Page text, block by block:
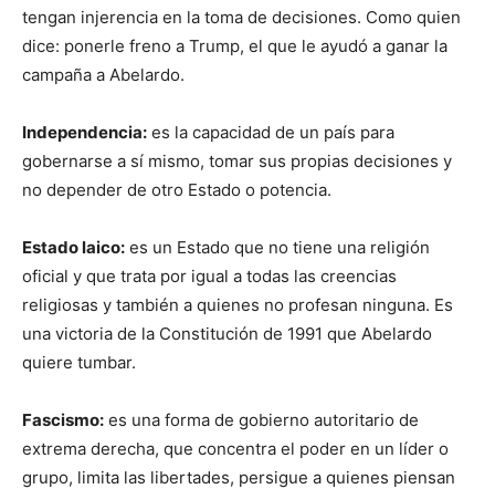
tengan injerencia en la toma de decisiones. Como quien
dice: ponerle freno a Trump, el que le ayudó a ganar la
campaña a Abelardo.
Independencia: es la capacidad de un país para
gobernarse a sí mismo, tomar sus propias decisiones y
no depender de otro Estado o potencia.
Estado laico: es un Estado que no tiene una religión
oficial y que trata por igual a todas las creencias
religiosas y también a quienes no profesan ninguna. Es
una victoria de la Constitución de 1991 que Abelardo
quiere tumbar.
Fascismo: es una forma de gobierno autoritario de
extrema derecha, que concentra el poder en un líder o
grupo, limita las libertades, persigue a quienes piensan